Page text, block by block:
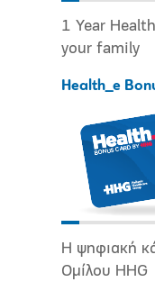
1 Year
your family
Health_e
Η ψηφιακή
Ομίλου HHG